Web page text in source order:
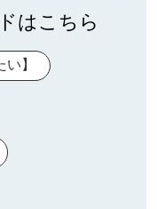
はこちら
】